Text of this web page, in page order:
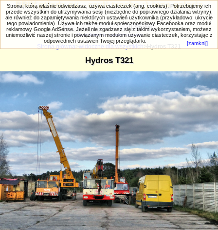
PRIV.gtlodz.eu - czyli trochę ;) inna galeria
Wyszukiwanie zaawansowane
Strona główna widoczne dla wszystkich >Hydros T321
Hydros T321
Strona, którą właśnie odwiedzasz, używa ciasteczek (ang. cookies). Potrzebujemy ich
przede wszystkim do utrzymywania sesji (niezbędne do poprawnego działania witryny),
ale również do zapamiętywania niektórych ustawień użytkownika (przykładowo: ukrycie
tego powiadomienia). Używa ich także moduł społecznościowy Facebooka oraz moduł
reklamowy Google AdSense. Jeżeli nie zgadzasz się z takim wykorzystaniem, możesz
uniemożliwić naszej stronie i powiązanym modułom używanie ciasteczek, korzystając z
odpowiednich ustawień Twojej przeglądarki.
[zamknij]